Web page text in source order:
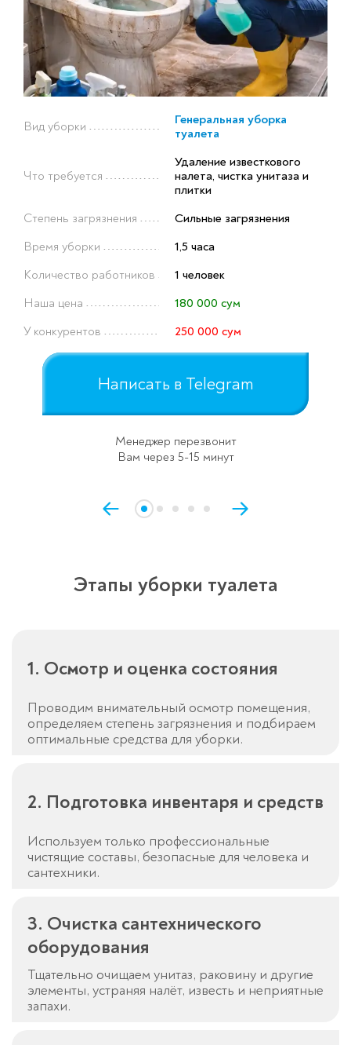
Вид уборки
Генеральная уборка
туалета
Что требуется
Удаление известкового
налета, чистка унитаза и
плитки
Степень загрязнения
Сильные загрязнения
Время уборки
1,5 часа
Количество работников
1 человек
Наша цена
180 000 сум
У конкурентов
250 000 сум
Написать в Telegram
Менеджер перезвонит
Вам через 5-15 минут
Этапы уборки туалета
1. Осмотр и оценка состояния
Проводим внимательный осмотр помещения,
определяем степень загрязнения и подбираем
оптимальные средства для уборки.
2. Подготовка инвентаря и средств
Используем только профессиональные
чистящие составы, безопасные для человека и
сантехники.
3. Очистка сантехнического
оборудования
Тщательно очищаем унитаз, раковину и другие
элементы, устраняя налёт, известь и неприятные
запахи.